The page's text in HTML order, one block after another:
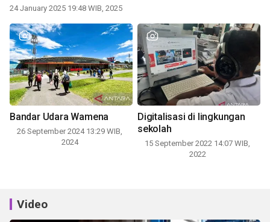
24 January 2025 19:48 WIB, 2025
Bandar Udara Wamena
26 September 2024 13:29 WIB,
2024
Digitalisasi di lingkungan
sekolah
15 September 2022 14:07 WIB,
2022
Video